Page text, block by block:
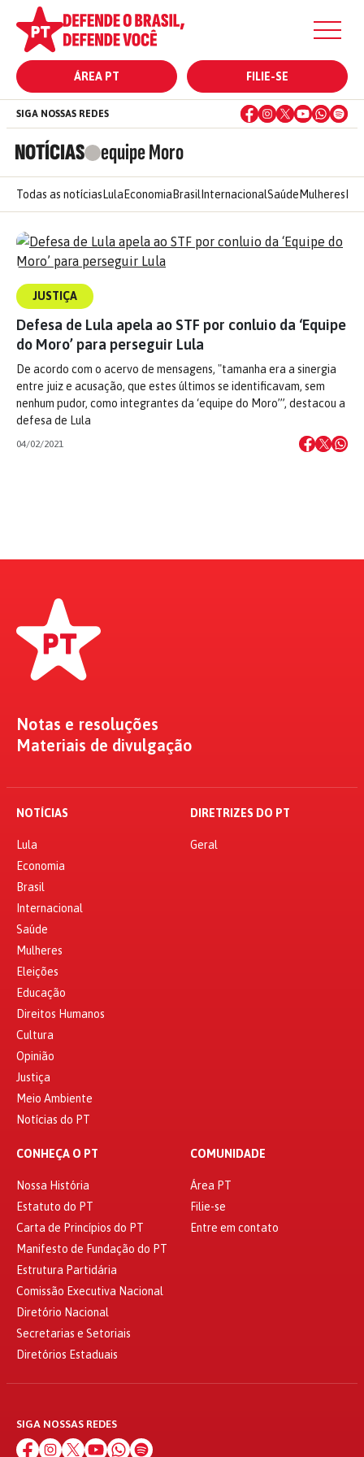
ÁREA PT FILIE-SE
NOTÍCIAS equipe Moro
SIGA NOSSAS REDES
Todas as notícias Lula Economia Brasil InternacionalSaúde Mulheres
JUSTIÇA
Defesa de Lula apela ao STF por conluio da ‘Equipe
do Moro’ para perseguir Lula
De acordo com o acervo de mensagens, "tamanha era a sinergia
entre juiz e acusação, que estes últimos se identificavam, sem
nenhum pudor, como integrantes da ‘equipe do Moro’”, destacou a
defesa de Lula
04/02/2021
Notas e resoluções
Materiais de divulgação
NOTÍCIAS
Lula
Economia
Brasil
Internacional
Saúde
Mulheres
Eleições
Educação
Direitos Humanos
Cultura
Opinião
Justiça
Meio Ambiente
Notícias do PT
DIRETRIZES DO PT
Geral
CONHEÇA O PT
Nossa História
Estatuto do PT
Carta de Princípios do PT
Manifesto de Fundação do PT
Estrutura Partidária
Comissão Executiva Nacional
Diretório Nacional
Secretarias e Setoriais
Diretórios Estaduais
COMUNIDADE
Área PT
Filie-se
Entre em contato
SIGA NOSSAS REDES